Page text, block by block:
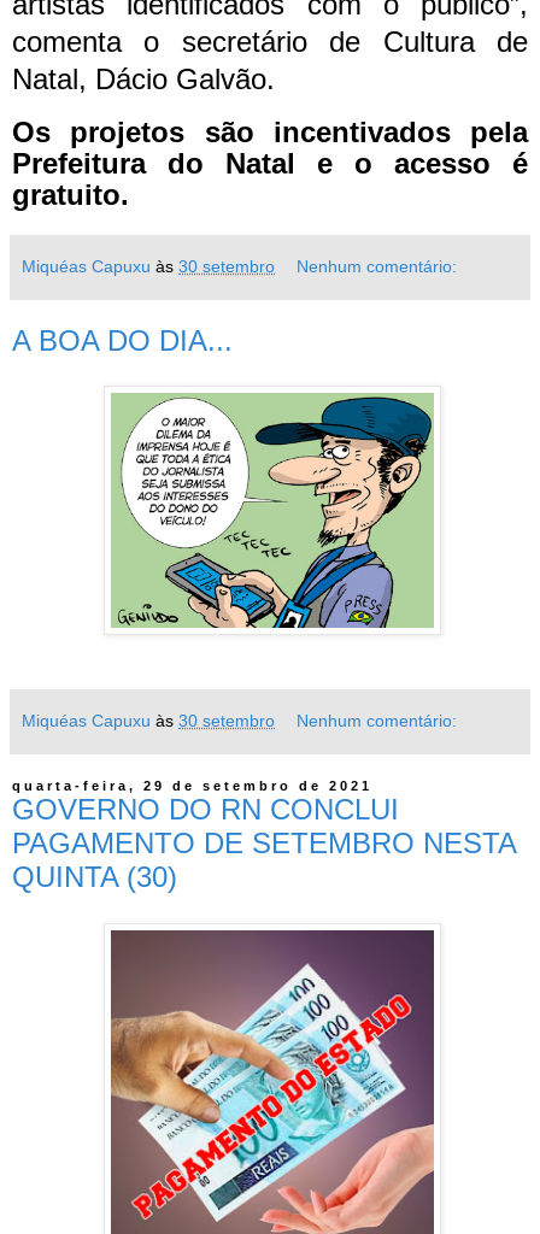
comenta o secretário de Cultura de
Natal, Dácio Galvão.
Os projetos são incentivados pela
Prefeitura do Natal e o acesso é
gratuito.
Miquéas Capuxu às 30 setembro Nenhum comentário:
A BOA DO DIA...
Miquéas Capuxu às 30 setembro Nenhum comentário:
quarta-feira, 29 de setembro de 2021
GOVERNO DO RN CONCLUI
PAGAMENTO DE SETEMBRO NESTA
QUINTA (30)